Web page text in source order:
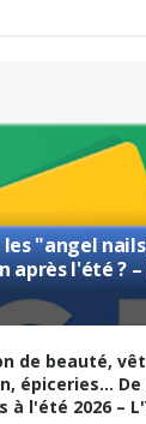
"angel
après l'été ?
de beauté,
épiceries…
à l'été 2026 –